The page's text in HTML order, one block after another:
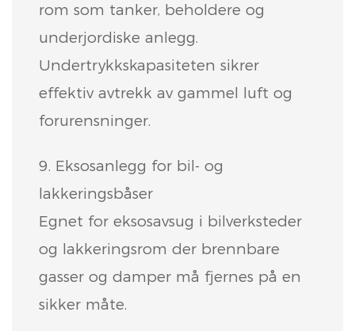
rom som tanker, beholdere og
underjordiske anlegg.
Undertrykkskapasiteten sikrer
effektiv avtrekk av gammel luft og
forurensninger.
9. Eksosanlegg for bil- og
lakkeringsbåser
Egnet for eksosavsug i bilverksteder
og lakkeringsrom der brennbare
gasser og damper må fjernes på en
sikker måte.